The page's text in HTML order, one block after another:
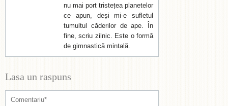
nu mai port tristețea planetelor
ce apun, deși mi-e sufletul
tumultul căderilor de ape. În
fine, scriu zilnic. Este o formă
de gimnastică mintală.
Lasa un raspuns